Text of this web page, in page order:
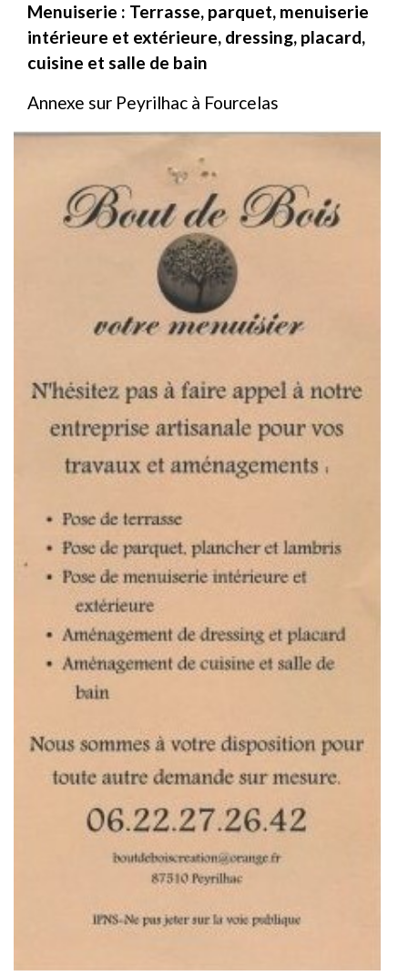
Menuiserie : Terrasse, parquet, menuiserie
intérieure et extérieure, dressing, placard,
cuisine et salle de bain
Annexe sur Peyrilhac à Fourcelas